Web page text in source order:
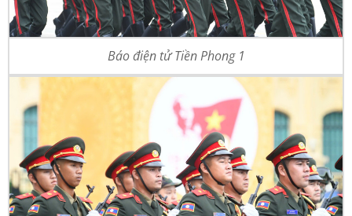
Báo điện tử Tiền Phong 1